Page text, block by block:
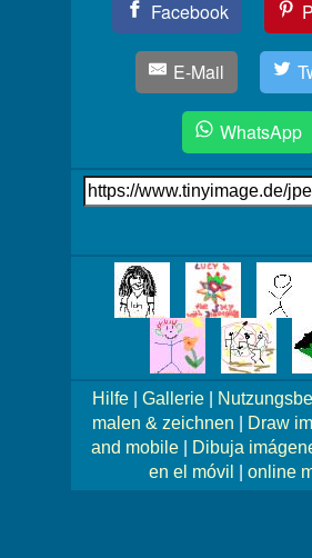
Facebook
E-Mail
WhatsApp
Link
auf's
Bilder!
Hilfe| Gallerie|
malen & zeichnen
Draw
and mobile|
Dibuja
en el móvil
online